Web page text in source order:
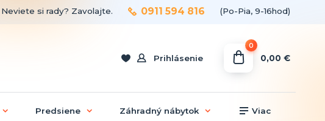
Prihlásenie
Neviete si rady? Zavolajte. 0911 594 816 (Po-Pia, 9-16hod)
0
0,00 €
Predsiene Záhradný nábytok Viac